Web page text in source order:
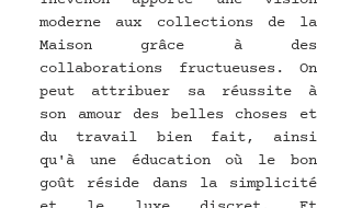
moderne aux collections de la
Maison grâce à des
collaborations fructueuses. On
peut attribuer sa réussite à
son amour des belles choses et
du travail bien fait, ainsi
qu'à une éducation où le bon
goût réside dans la simplicité